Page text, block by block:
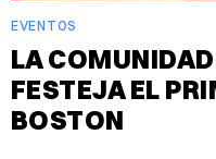
EVENTOS
LA
FESTEJA EL
BOSTON